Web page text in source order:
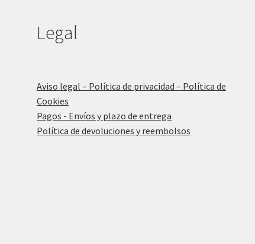
Legal
Aviso legal – Política de privacidad – Política de
Cookies
Pagos - Envíos y plazo de entrega
Política de devoluciones y reembolsos